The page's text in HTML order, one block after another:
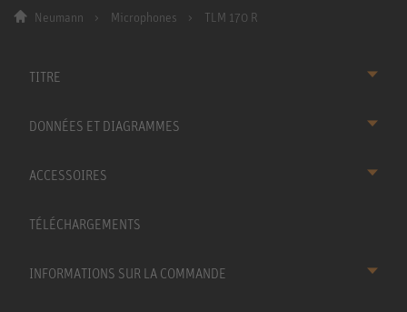
Neumann Microphones TLM 170 R
TITRE
DONNÉES ET DIAGRAMMES
ACCESSOIRES
TÉLÉCHARGEMENTS
INFORMATIONS SUR LA COMMANDE